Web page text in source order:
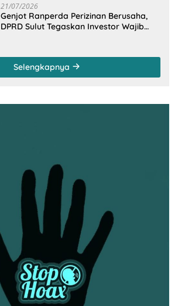
21/07/2026
Genjot Ranperda Perizinan Berusaha,
DPRD Sulut Tegaskan Investor Wajib
Selengkapnya